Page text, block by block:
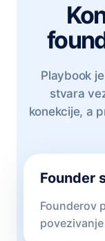
Playbook
stvara
konekcije, a
Founder
Founderov